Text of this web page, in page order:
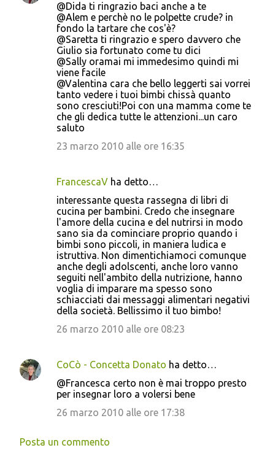
@Dida ti ringrazio baci anche a te
@Alem e perchè no le polpette crude? in
fondo la tartare che cos'è?
@Saretta ti ringrazio e spero davvero che
Giulio sia fortunato come tu dici
@Sally oramai mi immedesimo quindi mi
viene facile
@Valentina cara che bello leggerti sai vorrei
tanto vedere i tuoi bimbi chissà quanto
sono cresciuti!Poi con una mamma come te
che gli dedica tutte le attenzioni...un caro
saluto
23 marzo 2010 alle ore 16:35
FrancescaV ha detto…
interessante questa rassegna di libri di
cucina per bambini. Credo che insegnare
l'amore della cucina e del nutrirsi in modo
sano sia da cominciare proprio quando i
bimbi sono piccoli, in maniera ludica e
istruttiva. Non dimentichiamoci comunque
anche degli adolscenti, anche loro vanno
seguiti nell'ambito della nutrizione, hanno
voglia di imparare ma spesso sono
schiacciati dai messaggi alimentari negativi
della società. Bellissimo il tuo bimbo!
26 marzo 2010 alle ore 08:23
CoCò - Concetta Donato ha detto…
@Francesca certo non è mai troppo presto
per insegnar loro a volersi bene
26 marzo 2010 alle ore 17:38
Posta un commento